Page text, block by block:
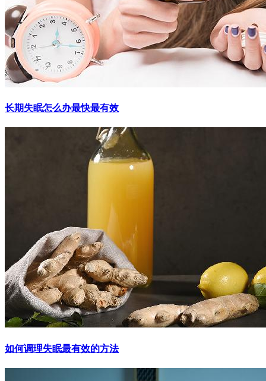
长期失眠怎么办最快最有效
如何调理失眠最有效的方法